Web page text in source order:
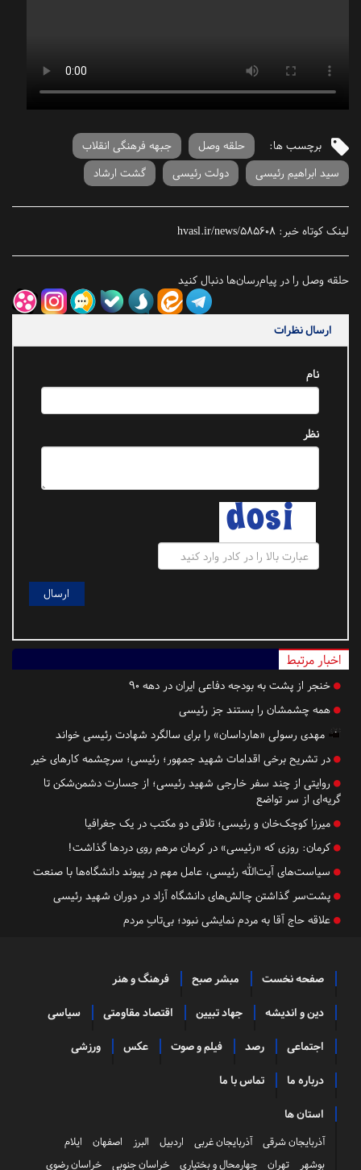
برچسب ها: حلقه وصل
جبهه فرهنگی انقلاب
سید ابراهیم رئیسی
دولت رئیسی گشت ارشاد
لینک کوتاه خبر: hvasl.ir/news/585608
حلقه وصل را در پیام‌رسان‌ها دنبال کنید
ارسال نظرات
نام
نظر
اخبار مرتبط
خنجر از پشت به بودجه دفاعی ایران در دهه ۹۰
همه چشمشان را بستند جز رئیسی
مهدی رسولی «هارداسان» را برای سالگرد شهادت رئیسی خواند
در تشریح برخی اقدامات شهید جمهور؛ رئیسی؛ سرچشمه کارهای خیر
روایتی از چند سفر خارجی شهید رئیسی؛ از جسارت دشمن‌شکن تا
گریه‌ای از سر تواضع
میرزا کوچک‌خان و رئیسی؛ تلاقی دو مکتب در یک جغرافیا
کرمان: روزی که «رئیسی» در کرمان مرهم روی دردها گذاشت!
سیاست‌های آیت‌الله رئیسی، عامل مهم در پیوند دانشگاه‌ها با صنعت
پشت‌سر گذاشتن چالش‌های دانشگاه آزاد در دوران شهید رئیسی
علاقه حاج آقا به مردم نمایشی نبود؛ بی‌تابِ مردم
صفحه نخست مبشر صبح فرهنگ و هنر
دین و اندیشه جهاد تبیین اقتصاد مقاومتی سیاسی
اجتماعی رصد فیلم و صوت عکس ورزشی
درباره ما تماس با ما
استان ها
آذربایجان شرقی آذربایجان غربی اردبیل البرز اصفهان
ایلام
بوشهر
تهران چهارمحال و بختیاری خراسان جنوبی خراسان رضوی